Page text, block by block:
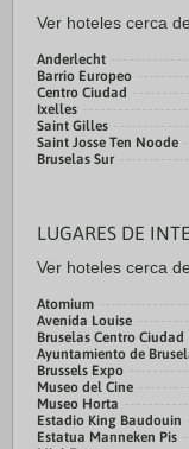
Ver hoteles cerca
Anderlecht
Barrio Europeo
Centro Ciudad
Ixelles
Saint Gilles
Saint Josse Ten Noode
Bruselas Sur
LUGARES DE
Ver hoteles cerca
Atomium
Avenida Louise
Bruselas Centro Ciudad
Ayuntamiento de
Brussels Expo
Museo del Cine
Museo Horta
Estadio King Baudouin
Estatua Manneken Pis